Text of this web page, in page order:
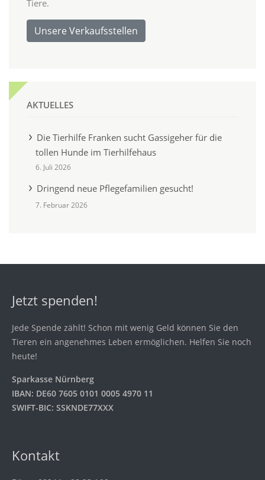
Tiere.
Unsere Verkaufsstellen
AKTUELLES
Die Tierhilfe Franken sucht Gassigeher für die
tollen Hunde im Tierhilfehaus
6. Juli 2026
Dringend neue Pflegefamilien gesucht!
7. Februar 2026
Jetzt spenden!
Jede Spende zählt! Schon mit wenig Geld können Sie den
Tieren ein angenehmes Leben ermöglichen. Helfen Sie noch
heute!
Sparkasse Nürnberg
IBAN: DE60 7605 0101 0005 4970 11
SWIFT-BIC: SSKNDE77XXX
Kontakt